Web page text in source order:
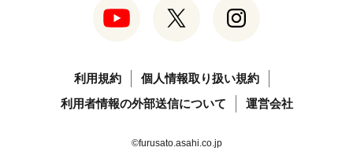
利用規約
個人情報取り扱い規約
利用者情報の外部送信について
運営会社
©furusato.asahi.co.jp